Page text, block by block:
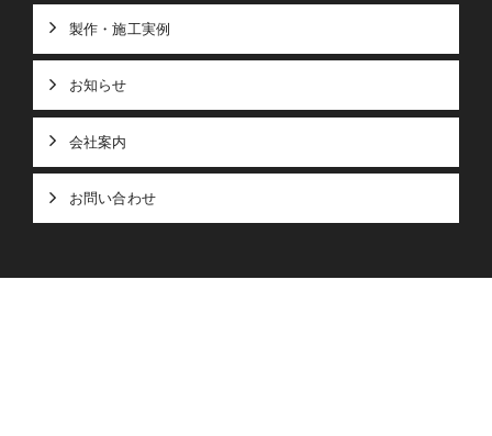
製作・施工実例
お知らせ
会社案内
お問い合わせ